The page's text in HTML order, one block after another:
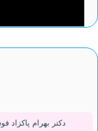
دکتر بهرام پاکزاد فوق تخصص